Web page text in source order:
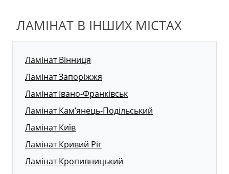
ЛАМІНАТ В ІНШИХ МІСТАХ
Ламінат Вінниця
Ламінат Запоріжжя
Ламінат Івано-Франківськ
Ламінат Кам’янець-Подільський
Ламінат Київ
Ламінат Кривий Ріг
Ламінат Кропивницький